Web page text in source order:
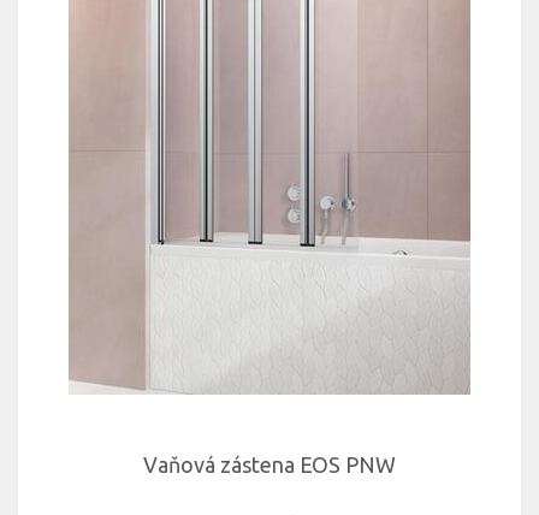
Vaňová zástena EOS PNW